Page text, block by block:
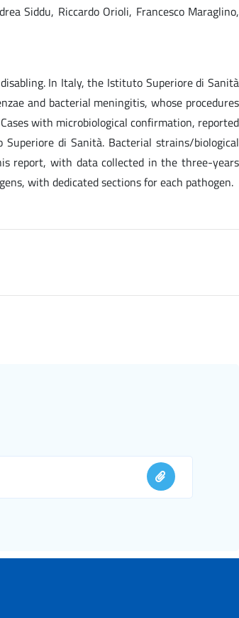
Siddu, Riccardo Orioli, Francesco Maraglino,
In Italy, the Istituto Superiore di Sanità
and bacterial meningitis, whose procedures
with microbiological confirmation, reported
di Sanità. Bacterial strains/biological
report, with data collected in the three-years
with dedicated sections for each pathogen.